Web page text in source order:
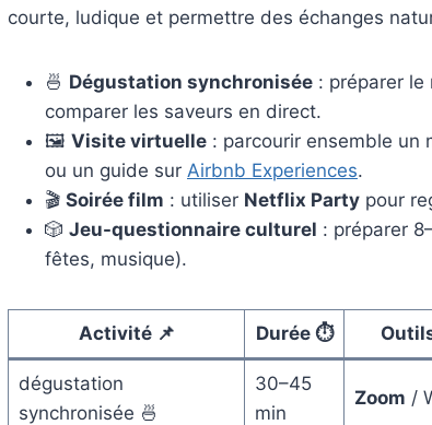
courte, ludique et permettre des échanges
🍜 Dégustation synchronisée : préparer le
comparer les saveurs en direct.
🖼️ Visite virtuelle : parcourir ensemble un
ou un guide sur Airbnb Experiences.
🎬 Soirée film : utiliser Netflix Party pour
🎲 Jeu-questionnaire culturel : préparer
fêtes, musique).
Activité 📌 Durée ⏱️
dégustation
synchronisée 🍜
30–45
min
Zoom /